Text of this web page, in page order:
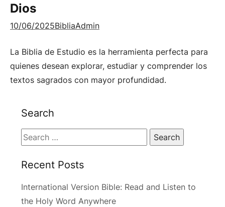
Dios
10/06/2025BibliaAdmin
La Biblia de Estudio es la herramienta perfecta para
quienes desean explorar, estudiar y comprender los
textos sagrados con mayor profundidad.
Search
Search
for:
Recent Posts
International Version Bible: Read and Listen to
the Holy Word Anywhere